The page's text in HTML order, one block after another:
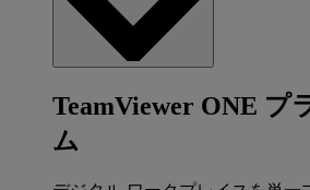
TeamViewer ONE プ
ム